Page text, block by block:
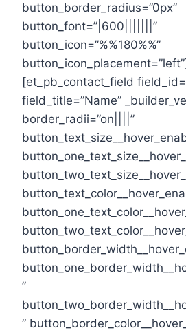
button_border_radius=”0px”
button_font=”|600|||||||”
button_icon=”%%180%%”
button_icon_placement=”left”]
[et_pb_contact_field
field_title=”Name”
border_radii=”on||||”
”
”